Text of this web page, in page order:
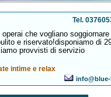
Tel.
che vogliano soggiornare
e riservato!disponiamo di
provvisti di servizio
intime e relax